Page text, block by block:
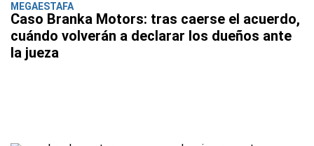
MEGAESTAFA
Caso Branka Motors: tras caerse el acuerdo,
cuándo volverán a declarar los dueños ante
la jueza